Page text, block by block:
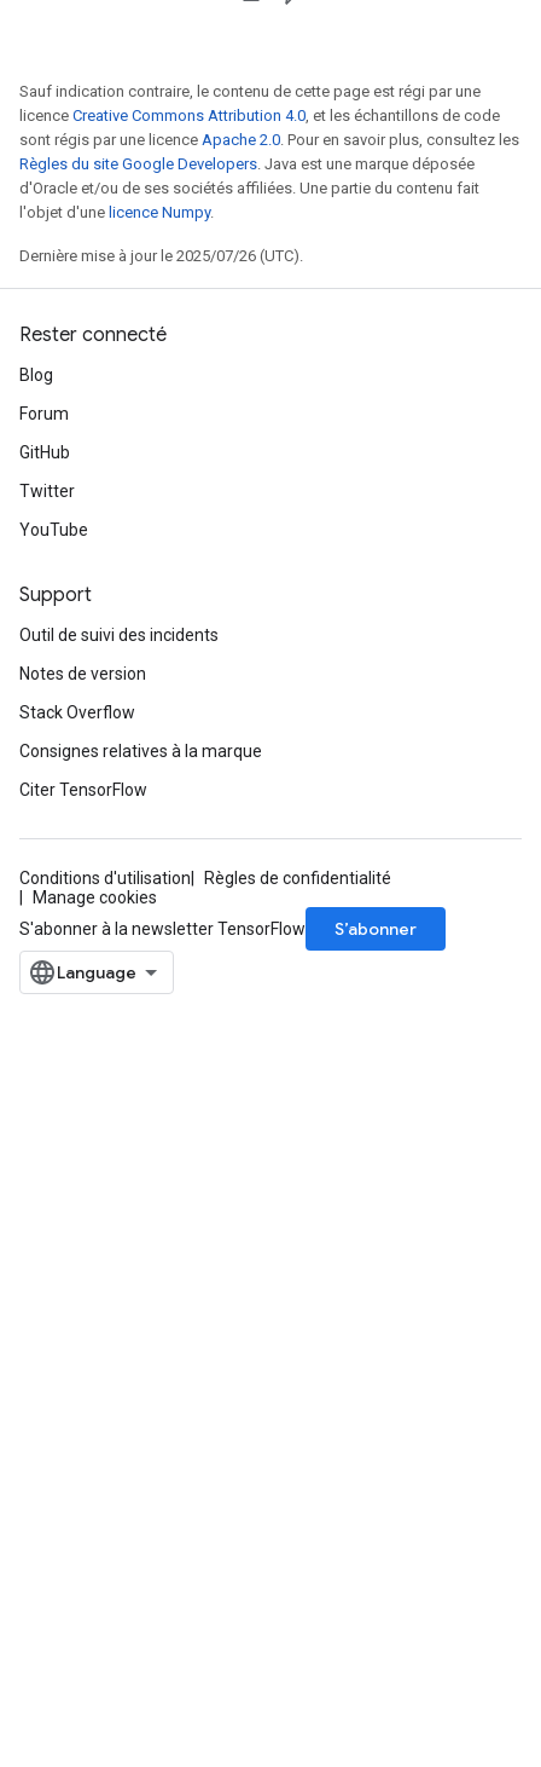
Sauf indication contraire, le contenu de cette page est régi par une
licence Creative Commons Attribution 4.0, et les échantillons de code
sont régis par une licence Apache 2.0. Pour en savoir plus, consultez les
Règles du site Google Developers. Java est une marque déposée
d'Oracle et/ou de ses sociétés affiliées. Une partie du contenu fait
l'objet d'une licence Numpy.
Dernière mise à jour le 2025/07/26 (UTC).
Rester connecté
Blog
Forum
GitHub
Twitter
YouTube
Support
Outil de suivi des incidents
Notes de version
Stack Overflow
Consignes relatives à la marque
Citer TensorFlow
Conditions d'utilisation
Règles de confidentialité
Manage cookies
S'abonner à la newsletter TensorFlow
S’abonner